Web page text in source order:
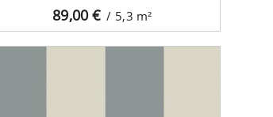
89,00€ / 5,3 m²